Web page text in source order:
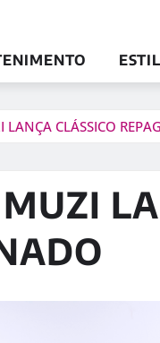
LANÇA CLÁSSICO